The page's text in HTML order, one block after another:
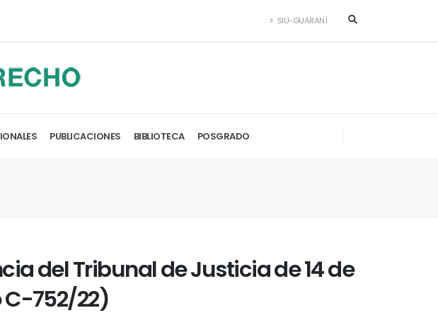
SIU-GUARANÍ
PUBLICACIONES BIBLIOTECA POSGRADO
del Tribunal de Justicia de 14 de
C-752/22)